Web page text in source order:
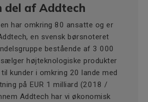
del af Addtech
har omkring 80 ansatte og er
en svensk børsnoteret
bestående af 3 000
højteknologiske produkter
kunder i omkring 20 lande med
på EUR 1 milliard (2018 /
Addtech har vi økonomisk